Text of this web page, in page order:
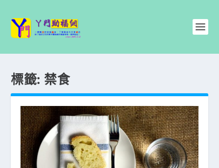
標籤:禁食